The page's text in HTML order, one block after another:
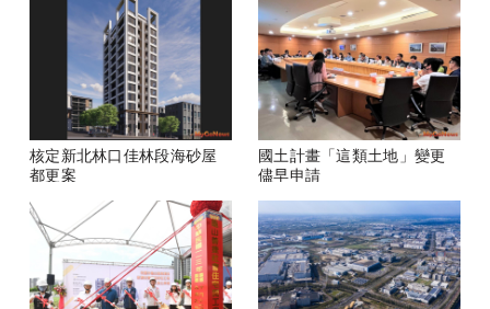
核定新北林口佳林段海砂屋
都更案
國土計畫「這類土地」變更
儘早申請